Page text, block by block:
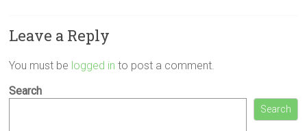
Leave a Reply
You must be logged in to post a comment.
Search
Search